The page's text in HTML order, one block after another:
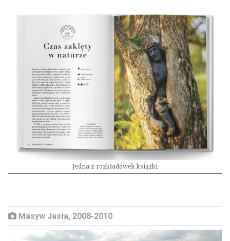
Jedna z rozkładówek książki
Masyw Jasła, 2008-2010